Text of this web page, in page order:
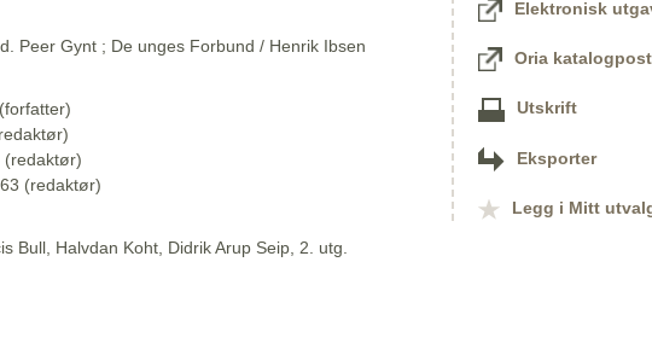
Peer Gynt ; De unges Forbund / Henrik Ibsen
(redaktør)
(redaktør)
Bull, Halvdan Koht, Didrik Arup Seip, 2. utg.
Elektronisk
Oria katalogpost
Utskrift
Eksporter
Legg i Mitt